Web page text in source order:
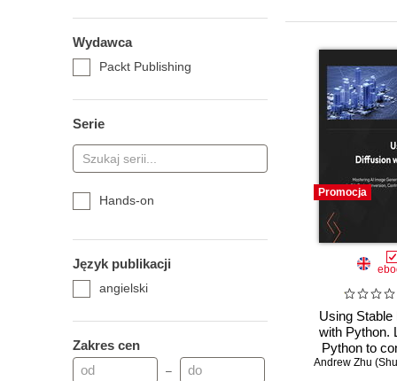
Wydawca
Packt Publishing
Serie
Hands-on
Język publikacji
angielski
Zakres cen
–
Promocja
Using Stable
with Python.
Python to
automate